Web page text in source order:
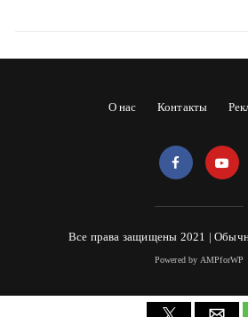
О нас Контакты
Все права защищены 2021 |
Powered by AMPforWP